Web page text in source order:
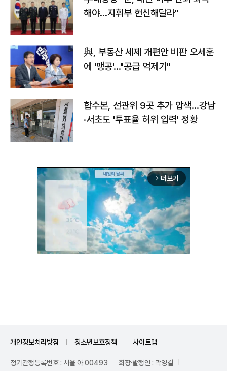
해야…지휘부 헌신해달라"
與, 부동산 세제 개편안 비판 오세훈
에 '맹공'…"공급 억제기"
합수본, 선관위 9곳 추가 압색…강남
·서초도 '투표율 허위 입력' 정황
arrow_forward_ios 더보기
개인정보처리방침 청소년보호정책 사이트맵
정기간행등록번호 : 서울 아 00493 회장·발행인 : 곽영길